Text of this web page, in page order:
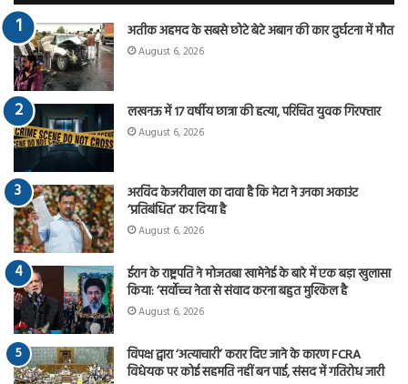
अतीक अहमद के सबसे छोटे बेटे अबान की कार दुर्घटना में मौत
August 6, 2026
लखनऊ में 17 वर्षीय छात्रा की हत्या, परिचित युवक गिरफ्तार
August 6, 2026
अरविंद केजरीवाल का दावा है कि मेटा ने उनका अकाउंट
‘प्रतिबंधित’ कर दिया है
August 6, 2026
ईरान के राष्ट्रपति ने मोजतबा खामेनेई के बारे में एक बड़ा खुलासा
किया: ‘सर्वोच्च नेता से संवाद करना बहुत मुश्किल है
August 6, 2026
विपक्ष द्वारा ‘अत्याचारी’ करार दिए जाने के कारण FCRA
विधेयक पर कोई सहमति नहीं बन पाई, संसद में गतिरोध जारी